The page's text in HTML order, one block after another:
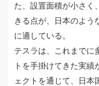
た、設置面積が小さく
きる点が、日本のよう
に適している。
テスラは、これまでに
トを手掛けてきた実
ェクトを通じて、日本